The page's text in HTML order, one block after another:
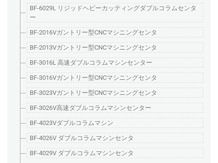
BF-6029L リジッドヘビーカッティングダブルコラムセンタ
ー
BF-2016Vガントリー型CNCマシニングセンタ
BF-2013Vガントリー型CNCマシニングセンタ
BF-3016L 高速ダブルコラムマシンセンター
BF-3016Vガントリー型CNCマシニングセンタ
BF-3023Vガントリー型CNCマシニングセンタ
BF-3026V高速ダブルコラムマシンセンター
BF-4023Vダブルコラムマシン
BF-4026V ダブルコラムマシンセンタ
BF-4029V ダブルコラムマシンセンタ